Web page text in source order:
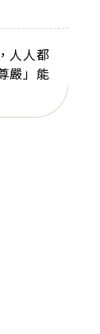
人人都
嚴」能